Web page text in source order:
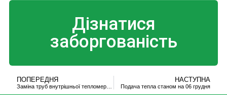
Дізнатися
заборгованість
ПОПЕРЕДНЯ НАСТУПНА
Подача тепла станом на 06 грудня